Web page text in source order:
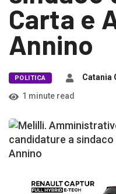
Carta e
Annino
POLITICA Catania
1 minute read